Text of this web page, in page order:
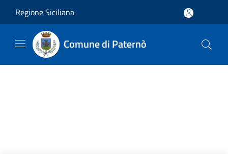
Regione Siciliana
Comune di Paternò